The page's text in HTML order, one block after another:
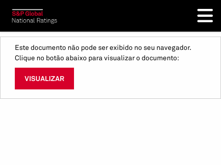
Este documento não pode ser exibido no seu navegador.
Clique no botão abaixo para visualizar o documento:
VISUALIZAR